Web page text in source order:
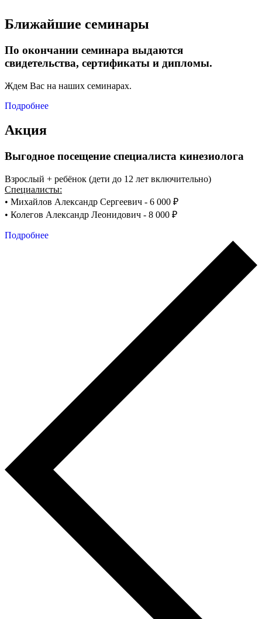
Ближайшие семинары
По окончании семинара выдаются
свидетельства, сертификаты и дипломы.
Ждем Вас на наших семинарах.
Подробнее
Акция
Выгодное посещение специалиста кинезиолога
Взрослый + ребёнок (дети до 12 лет включительно)
Специалисты:
• Михайлов Александр Сергеевич - 6 000 ₽
• Колегов Александр Леонидович - 8 000 ₽
Подробнее